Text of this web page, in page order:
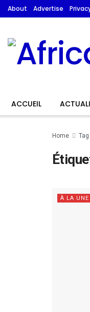
About Advertise
ACCUEIL
Home Tag
À LA UNE